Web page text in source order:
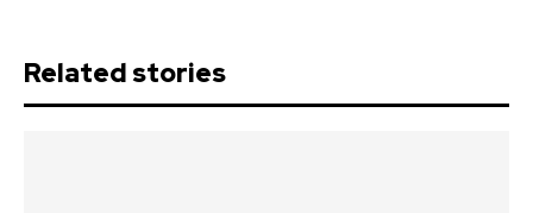
Related stories